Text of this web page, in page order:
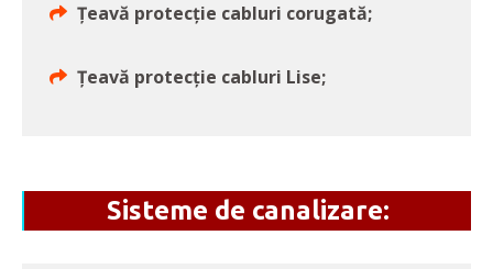
Țeavă protecție cabluri corugată;
Țeavă protecție cabluri Lise;
Sisteme de canalizare: